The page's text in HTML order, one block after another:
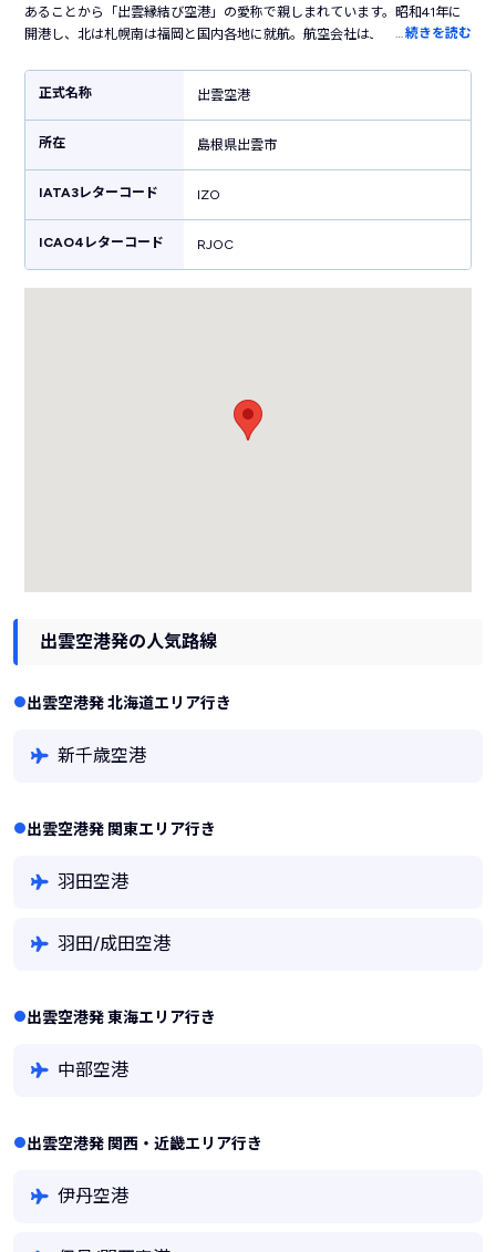
あることから「出雲縁結び空港」の愛称で親しまれています。昭和41年に
開港し、北は札幌南は福岡と国内各地に就航。航空会社はJALとFDAが運航
す。空港各所に見つけると幸福になれるという「幸せを運んでくれるハー
ト」が隠されています。出雲そばや島根和牛など島根県のグルメを提供す
るレストランが併設されており、地元の名品を扱うお土産ショップも併
設。宍道湖や松江城、出雲大社など周辺に観光地が多く、島根観光の起点
にピッタリの空港です。
…続きを読む
正式名称 出雲空港
所在 島根県出雲市
IATA3レターコード IZO
ICAO4レターコード RJOC
出雲空港発の人気路線
出雲空港発 北海道エリア行き
新千歳空港
出雲空港発 関東エリア行き
羽田空港
羽田/成田空港
出雲空港発 東海エリア行き
中部空港
出雲空港発 関西・近畿エリア行き
伊丹空港